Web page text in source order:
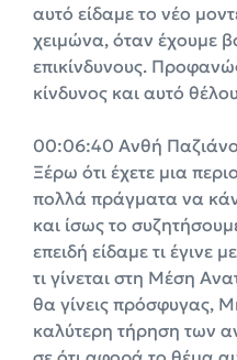
αυτό είδαμε το νέο
χειμώνα, όταν έχουμε
επικίνδυνους.
κίνδυνος και αυτό
00:06:40 Ανθή
Ξέρω ότι έχετε μια
πολλά πράγματα να
και ίσως το
επειδή είδαμε τι έγινε
τι γίνεται στη Μέση
θα γίνεις πρόσφυγας,
καλύτερη τήρηση των